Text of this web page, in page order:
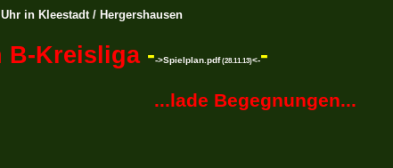
in Kleestadt / Hergershausen
Kreisliga -->Spielplan.pdf(28.11.13)<--
...lade Begegnungen...